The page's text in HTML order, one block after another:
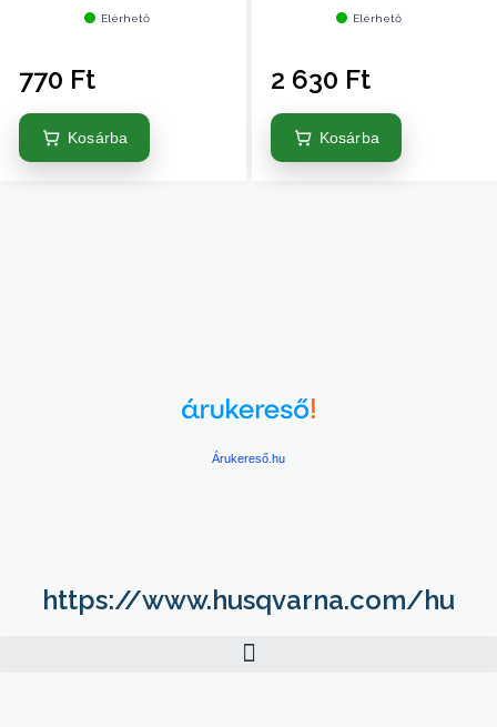
Elérhető
770 Ft
Kosárba
Elérhető
2 630 Ft
Kosárba
Árukereső.hu
https://www.husqvarna.com/hu